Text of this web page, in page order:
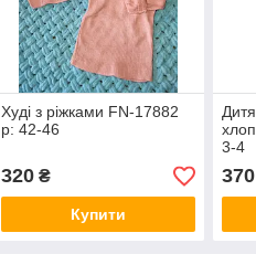
Худі з ріжками FN-17882
р: 42-46
320₴
Купити
3-4
370